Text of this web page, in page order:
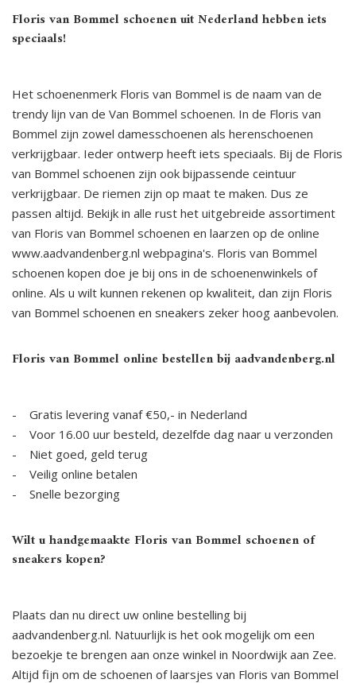
Floris van Bommel schoenen uit Nederland hebben iets
speciaals!
Het schoenenmerk Floris van Bommel is de naam van de
trendy lijn van de Van Bommel schoenen. In de Floris van
Bommel zijn zowel damesschoenen als herenschoenen
verkrijgbaar. Ieder ontwerp heeft iets speciaals. Bij de Floris
van Bommel schoenen zijn ook bijpassende ceintuur
verkrijgbaar. De riemen zijn op maat te maken. Dus ze
passen altijd. Bekijk in alle rust het uitgebreide assortiment
van Floris van Bommel schoenen en laarzen op de online
www.aadvandenberg.nl webpagina's. Floris van Bommel
schoenen kopen doe je bij ons in de schoenenwinkels of
online. Als u wilt kunnen rekenen op kwaliteit, dan zijn Floris
van Bommel schoenen en sneakers zeker hoog aanbevolen.
Floris van Bommel online bestellen bij aadvandenberg.nl
- Gratis levering vanaf €50,- in Nederland
- Voor 16.00 uur besteld, dezelfde dag naar u verzonden
- Niet goed, geld terug
- Veilig online betalen
- Snelle bezorging
Wilt u handgemaakte Floris van Bommel schoenen of
sneakers kopen?
Plaats dan nu direct uw online bestelling bij
aadvandenberg.nl. Natuurlijk is het ook mogelijk om een
bezoekje te brengen aan onze winkel in Noordwijk aan Zee.
Altijd fijn om de schoenen of laarsjes van Floris van Bommel